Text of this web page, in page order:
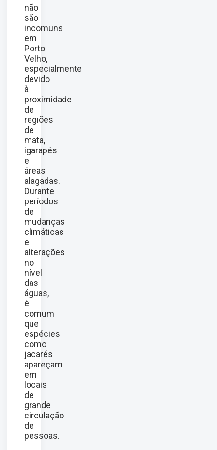
não
são
incomuns
em
Porto
Velho,
especialmente
devido
à
proximidade
de
regiões
de
mata,
igarapés
e
áreas
alagadas.
Durante
períodos
de
mudanças
climáticas
e
alterações
no
nível
das
águas,
é
comum
que
espécies
como
jacarés
apareçam
em
locais
de
grande
circulação
de
pessoas.